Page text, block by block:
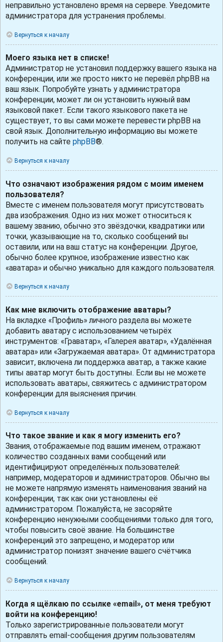
неправильно установлено время на сервере. Уведомите
администратора для устранения проблемы.
Вернуться к началу
Моего языка нет в списке!
Администратор не установил поддержку вашего языка на
конференции, или же просто никто не перевёл phpBB на
ваш язык. Попробуйте узнать у администратора
конференции, может ли он установить нужный вам
языковой пакет. Если такого языкового пакета не
существует, то вы сами можете перевести phpBB на
свой язык. Дополнительную информацию вы можете
получить на сайте phpBB®.
Вернуться к началу
Что означают изображения рядом с моим именем
пользователя?
Вместе с именем пользователя могут присутствовать
два изображения. Одно из них может относиться к
вашему званию, обычно это звёздочки, квадратики или
точки, указывающие на то, сколько сообщений вы
оставили, или на ваш статус на конференции. Другое,
обычно более крупное, изображение известно как
«аватара» и обычно уникально для каждого пользователя.
Вернуться к началу
Как мне включить отображение аватары?
На вкладке «Профиль» личного раздела вы можете
добавить аватару с использованием четырёх
инструментов: «Граватар», «Галерея аватар», «Удалённая
аватара» или «Загружаемая аватара». От администратора
зависит, включена ли поддержка аватар, а также какие
типы аватар могут быть доступны. Если вы не можете
использовать аватары, свяжитесь с администратором
конференции для выяснения причин.
Вернуться к началу
Что такое звание и как я могу изменить его?
Звания, отображаемые под вашим именем, отражают
количество созданных вами сообщений или
идентифицируют определённых пользователей:
например, модераторов и администраторов. Обычно вы
не можете напрямую изменять наименования званий на
конференции, так как они установлены её
администратором. Пожалуйста, не засоряйте
конференцию ненужными сообщениями только для того,
чтобы повысить своё звание. На большинстве
конференций это запрещено, и модератор или
администратор понизят значение вашего счётчика
сообщений.
Вернуться к началу
Когда я щёлкаю по ссылке «email», от меня требуют
войти на конференцию!
Только зарегистрированные пользователи могут
отправлять email-сообщения другим пользователям